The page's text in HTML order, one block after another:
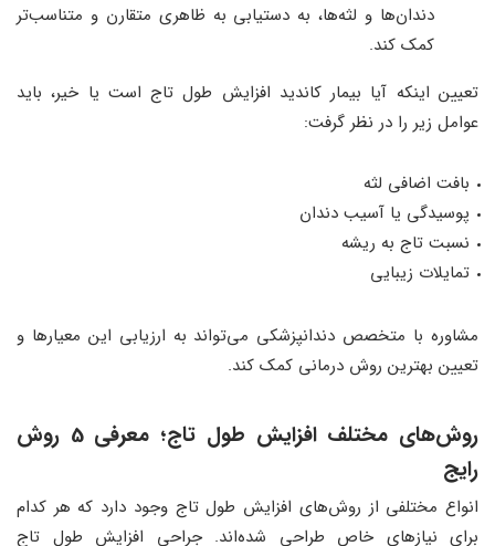
دندان‌ها و لثه‌ها، به دستیابی به ظاهری متقارن و متناسب‌تر
کمک کند.
تعیین اینکه آیا بیمار کاندید افزایش طول تاج است یا خیر، باید
عوامل زیر را در نظر گرفت:
بافت اضافی لثه
پوسیدگی یا آسیب دندان
نسبت تاج به ریشه
تمایلات زیبایی
مشاوره با متخصص دندانپزشکی می‌تواند به ارزیابی این معیارها و
تعیین بهترین روش درمانی کمک کند.
روش‌های مختلف افزایش طول تاج؛ معرفی 5 روش
رایج
انواع مختلفی از روش‌های افزایش طول تاج وجود دارد که هر کدام
برای نیازهای خاص طراحی شده‌اند. جراحی افزایش طول تاج